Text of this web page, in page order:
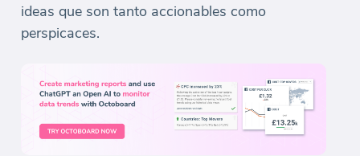
ideas que son tanto accionables como
perspicaces.